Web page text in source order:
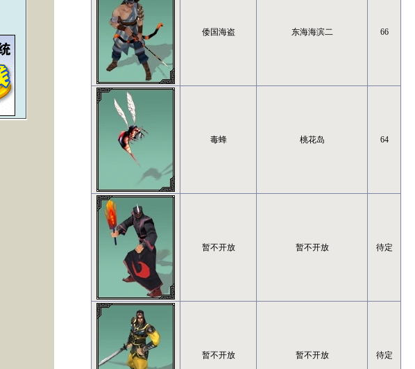
倭国海盗 东海海滨二 66
毒蜂 桃花岛 64
暂不开放 暂不开放 待定
暂不开放 暂不开放 待定